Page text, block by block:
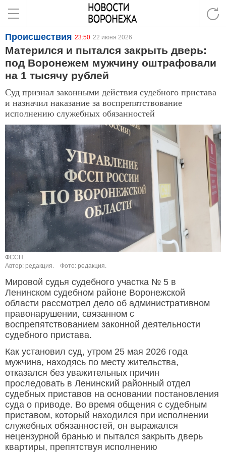
Происшествия 23:50 22 июня 2026
Матерился и пытался закрыть дверь:
под Воронежем мужчину оштрафовали
на 1 тысячу рублей
Суд признал законными действия судебного пристава
и назначил наказание за воспрепятствование
исполнению служебных обязанностей
ФССП.
Автор: редакция.
Фото: редакция.
Мировой судья судебного участка № 5 в
Ленинском судебном районе Воронежской
области рассмотрел дело об административном
правонарушении, связанном с
воспрепятствованием законной деятельности
судебного пристава.
Как установил суд, утром 25 мая 2026 года
мужчина, находясь по месту жительства,
отказался без уважительных причин
проследовать в Ленинский районный отдел
судебных приставов на основании постановления
суда о приводе. Во время общения с судебным
приставом, который находился при исполнении
служебных обязанностей, он выражался
нецензурной бранью и пытался закрыть дверь
квартиры, препятствуя исполнению